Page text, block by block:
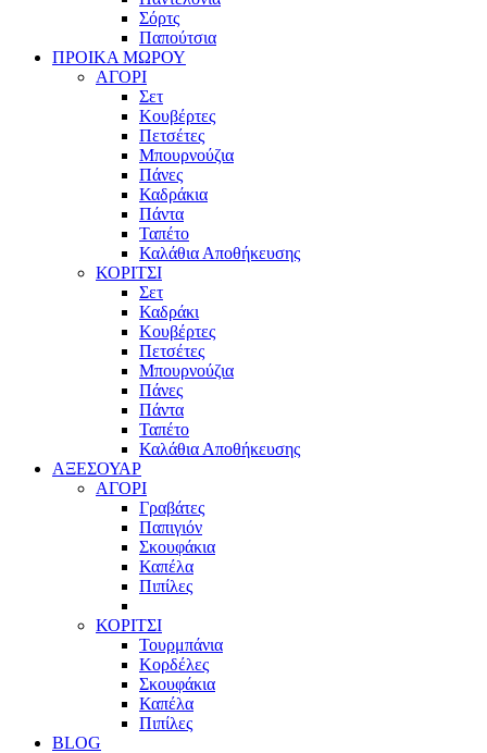
Σόρτς
Παπούτσια
ΠΡΟΙΚΑ ΜΩΡΟΥ
ΑΓΟΡΙ
Σετ
Κουβέρτες
Πετσέτες
Μπουρνούζια
Πάνες
Καδράκια
Πάντα
Ταπέτο
Καλάθια Αποθήκευσης
ΚΟΡΙΤΣΙ
Σετ
Καδράκι
Κουβέρτες
Πετσέτες
Μπουρνούζια
Πάνες
Πάντα
Ταπέτο
Καλάθια Αποθήκευσης
ΑΞΕΣΟΥΑΡ
ΑΓΟΡΙ
Γραβάτες
Παπιγιόν
Σκουφάκια
Καπέλα
Πιπίλες
ΚΟΡΙΤΣΙ
Τουρμπάνια
Κορδέλες
Σκουφάκια
Καπέλα
Πιπίλες
BLOG